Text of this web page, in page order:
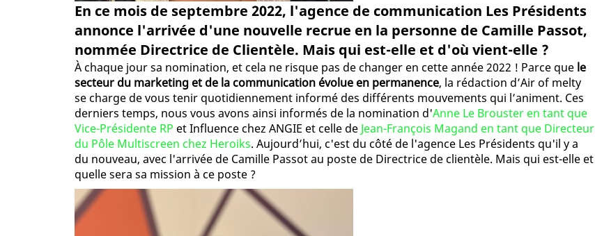
En ce mois de septembre 2022, l'agence de communication Les Présidents
annonce l'arrivée d'une nouvelle recrue en la personne de Camille Passot,
nommée Directrice de Clientèle. Mais qui est-elle et d'où vient-elle ?
À chaque jour sa nomination, et cela ne risque pas de changer en cette année 2022 ! Parce que le
secteur du marketing et de la communication évolue en permanence, la rédaction d’Air of melty
se charge de vous tenir quotidiennement informé des différents mouvements qui l’animent. Ces
derniers temps, nous vous avons ainsi informés de la nomination d'Anne Le Brouster en tant que
Vice-Présidente RP et Influence chez ANGIE et celle de Jean-François Magand en tant que Directeur
du Pôle Multiscreen chez Heroiks. Aujourd’hui, c'est du côté de l'agence Les Présidents qu'il y a
du nouveau, avec l'arrivée de Camille Passot au poste de Directrice de clientèle. Mais qui est-elle et
quelle sera sa mission à ce poste ?